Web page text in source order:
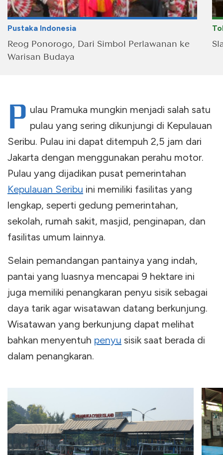
Pustaka Indonesia
Reog Ponorogo, Dari Simbol Perlawanan ke
Warisan Budaya
P ulau Pramuka mungkin menjadi salah satu
pulau yang sering dikunjungi di Kepulauan
Seribu. Pulau ini dapat ditempuh 2,5 jam dari
Jakarta dengan menggunakan perahu motor.
Pulau yang dijadikan pusat pemerintahan
Kepulauan Seribu ini memiliki fasilitas yang
lengkap, seperti gedung pemerintahan,
sekolah, rumah sakit, masjid, penginapan, dan
fasilitas umum lainnya.
Selain pemandangan pantainya yang indah,
pantai yang luasnya mencapai 9 hektare ini
juga memiliki penangkaran penyu sisik sebagai
daya tarik agar wisatawan datang berkunjung.
Wisatawan yang berkunjung dapat melihat
bahkan menyentuh penyu sisik saat berada di
dalam penangkaran.